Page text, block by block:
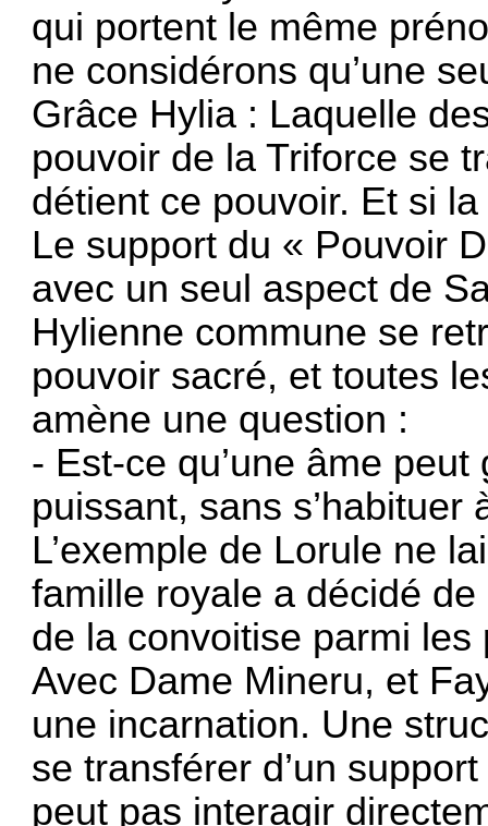
qui portent le même
ne considérons qu’une
Grâce Hylia : Laquelle
pouvoir de la Triforce se
détient ce pouvoir. Et si
Le support du « Pouvoir
avec un seul aspect de
Hylienne commune se
pouvoir sacré, et toutes
amène une question :
- Est-ce qu’une âme
puissant, sans s’habituer
L’exemple de Lorule ne
famille royale a décidé
de la convoitise parmi les
Avec Dame Mineru, et
une incarnation. Une
se transférer d’un
peut pas interagir